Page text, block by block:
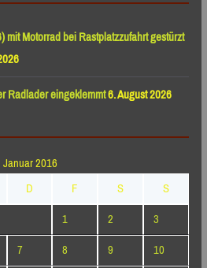
Motorrad bei Rastplatzzufahrt gestürzt
Radlader eingeklemmt6. August 2026
Januar 2016
D F S
S
1
2
3
7 8 9
10